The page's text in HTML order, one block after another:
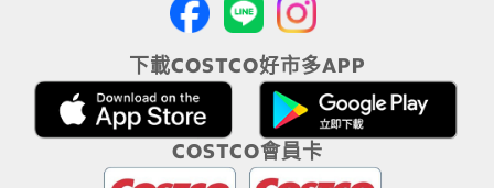
下載COSTCO好市多APP
COSTCO會員卡